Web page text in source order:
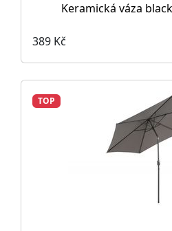
Keramická váza
389 Kč
TOP